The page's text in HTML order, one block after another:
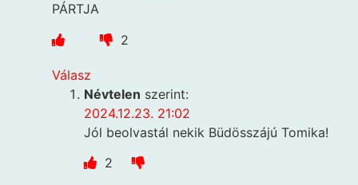
PÁRTJA
2
Válasz
Névtelen szerint:
2024.12.23. 21:02
Jól beolvastál nekik Büdösszájú Tomika!
2